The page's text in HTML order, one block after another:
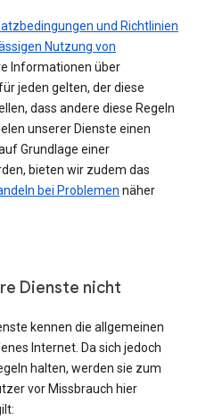
und Richtlinien
Nutzung von
Informationen über
jeden gelten, der diese
dass andere diese Regeln
unserer Dienste einen
Grundlage einer
bieten wir zudem das
bei Problemen näher
Dienste nicht
kennen die allgemeinen
Internet. Da sich jedoch
halten, werden sie zum
vor Missbrauch hier